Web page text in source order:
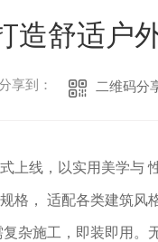
造舒适户
享到： 二维码分
上线，以实用美学与
格， 适配各类建筑风
杂施工，即装即用。